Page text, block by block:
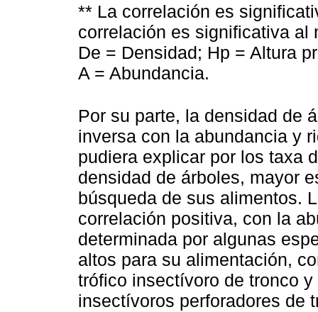
** La correlación es
correlación es significativa al
De = Densidad; Hp = Altura
A = Abundancia.
Por su parte, la densidad de
inversa con la abundancia y
pudiera explicar por los taxa
densidad de árboles, mayor
búsqueda de sus alimentos.
correlación positiva, con la
determinada por algunas
altos para su alimentación,
trófico insectívoro de tronco
insectívoros perforadores de